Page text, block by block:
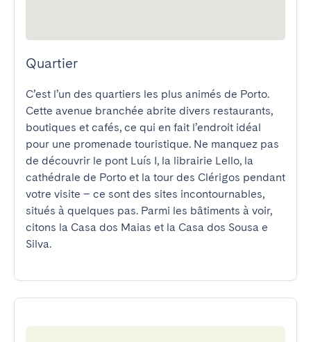
Quartier
C’est l’un des quartiers les plus animés de Porto.
Cette avenue branchée abrite divers restaurants,
boutiques et cafés, ce qui en fait l’endroit idéal
pour une promenade touristique. Ne manquez pas
de découvrir le pont Luís I, la librairie Lello, la
cathédrale de Porto et la tour des Clérigos pendant
votre visite – ce sont des sites incontournables,
situés à quelques pas. Parmi les bâtiments à voir,
citons la Casa dos Maias et la Casa dos Sousa e
Silva.